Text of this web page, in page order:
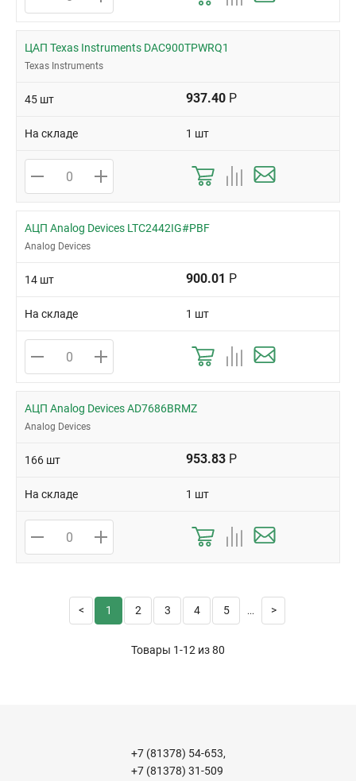
ЦАП Texas Instruments DAC900TPWRQ1
Texas Instruments
45 шт 937.40 Р
На складе 1 шт
АЦП Analog Devices LTC2442IG#PBF
Analog Devices
14 шт 900.01 Р
На складе 1 шт
АЦП Analog Devices AD7686BRMZ
Analog Devices
166 шт 953.83 Р
На складе 1 шт
1 2 3 4 5 ...
Товары 1-12 из80
+7 (81378) 54-653,
+7 (81378) 31-509